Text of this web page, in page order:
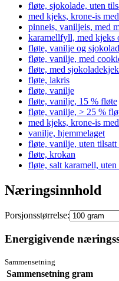
fløte, sjokolade, uten
med kjeks, krone-is
pinneis, vaniljeis, med
karamellfyll, med kjeks
fløte, vanilje og
fløte, vanilje, med
fløte, med
fløte, lakris
fløte, vanilje
fløte, vanilje, 15 % fløte
fløte, vanilje, > 25 %
med kjeks, krone-is
vanilje, hjemmelaget
fløte, vanilje, uten tilsatt
fløte, krokan
fløte, salt karamell,
Næringsinnhold
Porsjonsstørrelse:
Energigivende
Sammensetning
Sammensetning gram